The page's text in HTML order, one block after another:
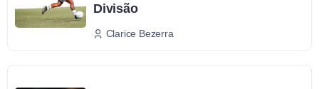
Divisão
Clarice Bezerra